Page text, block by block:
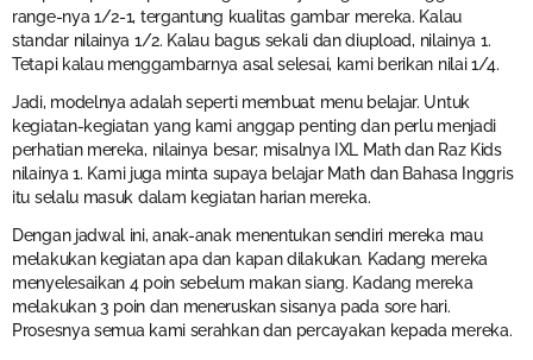
range-nya 1/2-1, tergantung kualitas gambar mereka. Kalau
standar nilainya 1/2. Kalau bagus sekali dan diupload, nilainya 1.
Tetapi kalau menggambarnya asal selesai, kami berikan nilai 1/4.
Jadi, modelnya adalah seperti membuat menu belajar. Untuk
kegiatan-kegiatan yang kami anggap penting dan perlu menjadi
perhatian mereka, nilainya besar; misalnya IXL Math dan Raz Kids
nilainya 1. Kami juga minta supaya belajar Math dan Bahasa Inggris
itu selalu masuk dalam kegiatan harian mereka.
Dengan jadwal ini, anak-anak menentukan sendiri mereka mau
melakukan kegiatan apa dan kapan dilakukan. Kadang mereka
menyelesaikan 4 poin sebelum makan siang. Kadang mereka
melakukan 3 poin dan meneruskan sisanya pada sore hari.
Prosesnya semua kami serahkan dan percayakan kepada mereka.